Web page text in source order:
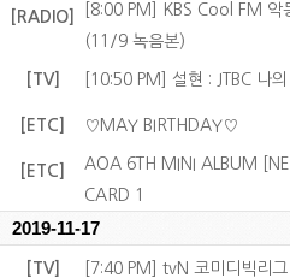
[RADIO]
[8:00 PM] KBS Cool FM 악
(11/9 녹음본)
[TV] [10:50 PM] 설현 : JTBC 나
[ETC] ♡MAY BIRTHDAY♡
[ETC]
AOA 6TH MINI ALBUM
CARD 1
2019-11-17
[TV] [7:40 PM] tvN 코미디빅리그